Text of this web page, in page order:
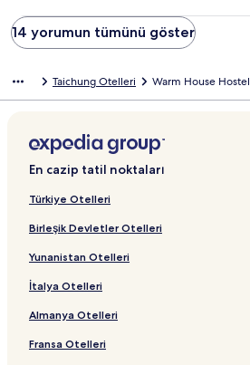
14 yorumun tümünü göster
Taichung Otelleri Warm House Hostel
En cazip tatil noktaları
Türkiye Otelleri
Birleşik Devletler Otelleri
Yunanistan Otelleri
İtalya Otelleri
Almanya Otelleri
Fransa Otelleri